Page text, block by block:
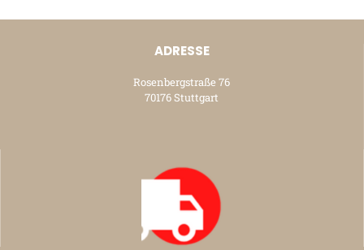
ADRESSE
Rosenbergstraße 76
70176 Stuttgart